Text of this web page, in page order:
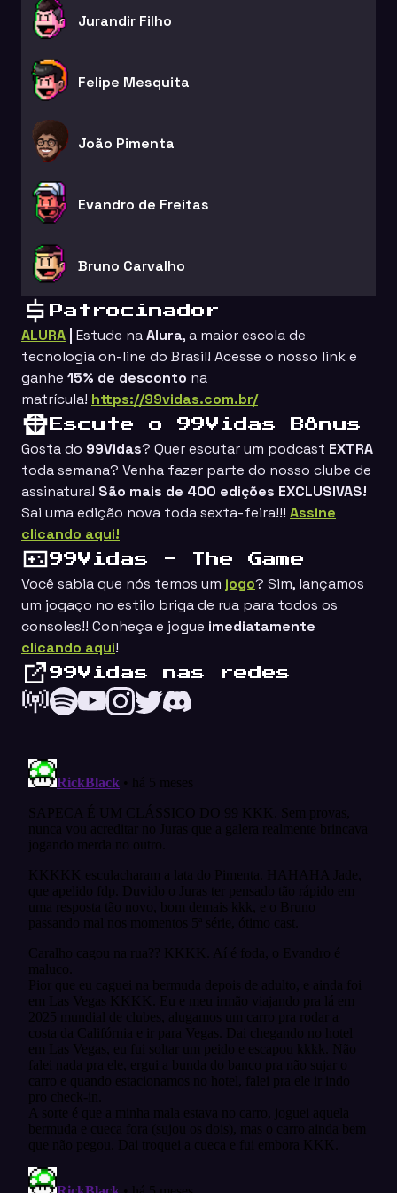
Jurandir Filho
Felipe Mesquita
João Pimenta
Evandro de Freitas
Bruno Carvalho
Patrocinador
ALURA Estude naAlura, a maior escola de
tecnologia on-line do Brasil! Acesse o nosso link e
ganhe 15% de desconto na
matrícula! https://99vidas.com.br/
Escute o 99Vidas Bônus
Gosta do 99Vidas? Quer escutar um podcast EXTRA
toda semana? Venha fazer parte do nosso clube de
assinatura! São mais de 400 edições EXCLUSIVAS!
Sai uma edição nova toda sexta-feira!!! Assine
clicando aqui!
99Vidas - The Game
Você sabia que nós temos um jogo? Sim, lançamos
um jogaço no estilo briga de rua para todos os
consoles!! Conheça e jogue imediatamente
clicando aqui!
99Vidas nas redes